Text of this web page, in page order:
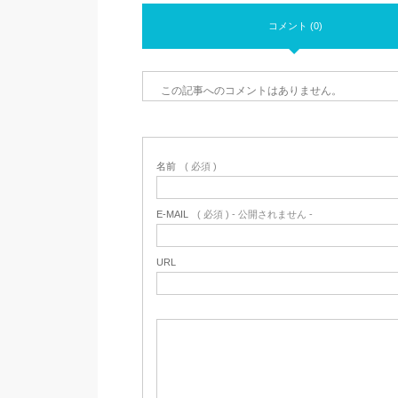
コメント (0)
この記事へのコメントはありません。
名前 ( 必須 )
E-MAIL ( 必須 ) - 公開されません -
URL